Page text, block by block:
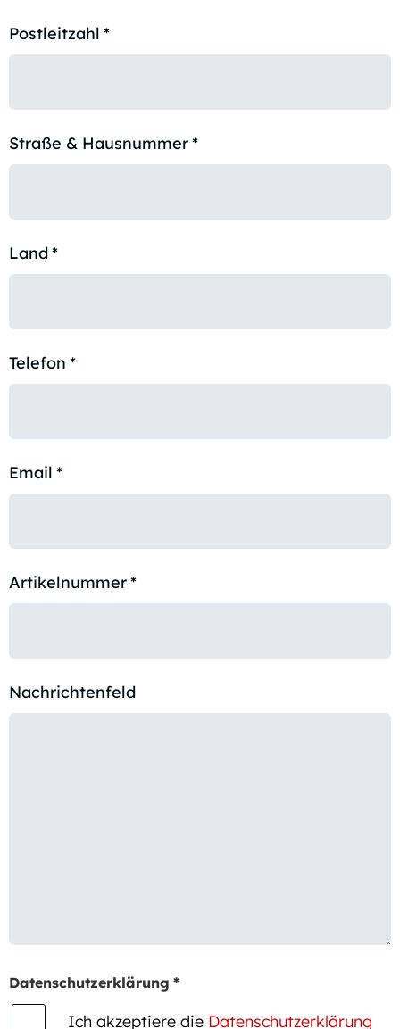
Postleitzahl *
Straße & Hausnummer*
Land*
Telefon *
Email *
Artikelnummer*
Nachrichtenfeld
Datenschutzerklärung *
Ich akzeptiere die Datenschutzerklärung